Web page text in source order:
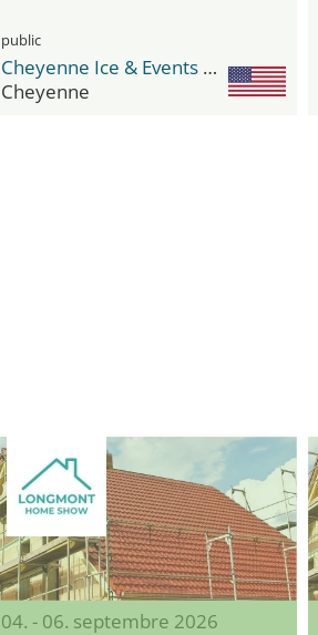
public
Cheyenne Ice & Events Center
Cheyenne
04. - 06. septembre 2026